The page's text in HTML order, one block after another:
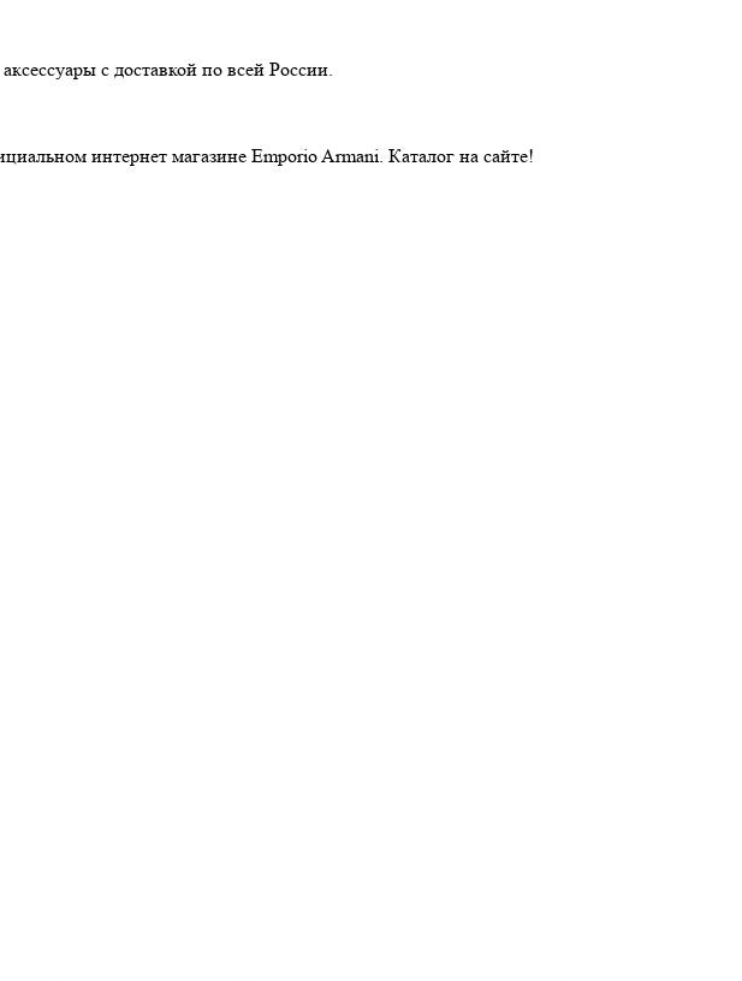
с доставкой по всей России.
интернет магазине Emporio Armani. Каталог на сайте!